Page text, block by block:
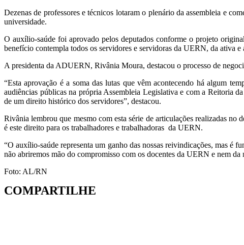
Dezenas de professores e técnicos lotaram o plenário da assembleia e
universidade.
O auxílio-saúde foi aprovado pelos deputados conforme o projeto
benefício contempla todos os servidores e servidoras da UERN, da ativa e
A presidenta da ADUERN, Rivânia Moura, destacou o processo de
“Esta aprovação é a soma das lutas que vêm acontecendo há algum
audiências públicas na própria Assembleia Legislativa e com a Reitoria
de um direito histórico dos servidores”, destacou.
Rivânia lembrou que mesmo com esta série de articulações realizadas
é este direito para os trabalhadores e trabalhadoras da UERN.
“O auxílio-saúde representa um ganho das nossas reivindicações, mas é
não abriremos mão do compromisso com os docentes da UERN e nem
Foto: AL/RN
COMPARTILHE